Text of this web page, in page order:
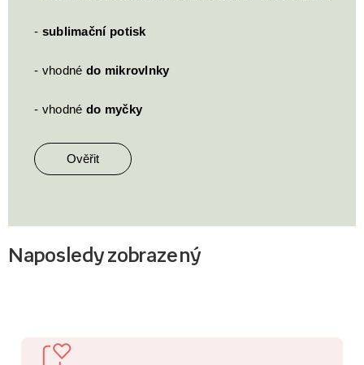
- sublimační potisk
- vhodné do mikrovlnky
- vhodné do myčky
Ověřit
Naposledy zobrazený